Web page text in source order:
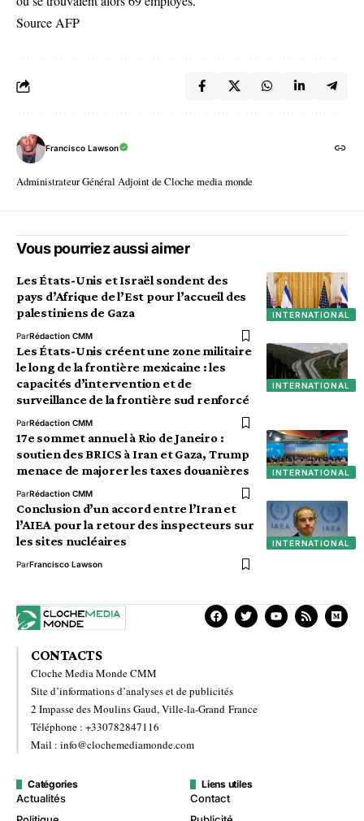
Source AFP
Francisco Lawson
Administrateur Général Adjoint de Cloche media monde
Vous pourriez aussi aimer
INTERNATIONAL
Les États-Unis et Israël sondent des
pays d’Afrique de l’Est pour l’accueil des
palestiniens de Gaza
ParRédaction CMM
INTERNATIONAL
Les États-Unis créent une zone militaire
le long de la frontière mexicaine : les
capacités d’intervention et de
surveillance de la frontière sud renforcé
ParRédaction CMM
INTERNATIONAL
17e sommet annuel à Rio de Janeiro :
soutien des BRICS à Iran et Gaza, Trump
menace de majorer les taxes douanières
ParRédaction CMM
INTERNATIONAL
Conclusion d’un accord entre l’Iran et
l’AIEA pour la retour des inspecteurs sur
les sites nucléaires
ParFrancisco Lawson
CONTACTS
Cloche Media Monde CMM
Site d’informations d’analyses et de publicités
2 Impasse des Moulins Gaud, Ville-la-Grand France
Téléphone : +330782847116
Mail : info@clochemediamonde.com
Catégories
Actualités
Liens utiles
Contact